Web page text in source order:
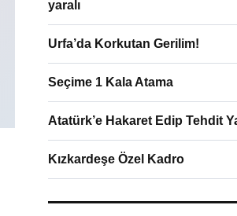
yaralı
Urfa’da Korkutan Gerilim!
Seçime 1 Kala Atama
Atatürk’e Hakaret Edip Tehdit
Kızkardeşe Özel Kadro